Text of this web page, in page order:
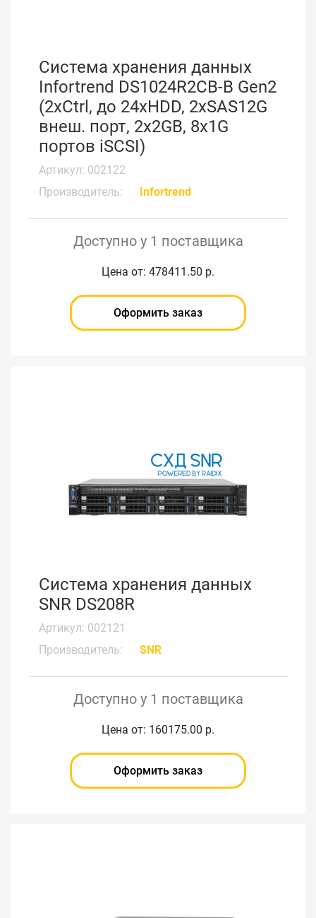
Система хранения данных
Infortrend DS1024R2CB-B Gen2
(2xCtrl, до 24xHDD, 2xSAS12G
внеш. порт, 2x2GB, 8x1G
портов iSCSI)
Артикул: 002122
Производитель:
Infortrend
Доступно у 1 поставщика
Цена от: 478411.50 р.
Оформить заказ
Система хранения данных
SNR DS208R
Артикул: 002121
Производитель:
SNR
Доступно у 1 поставщика
Цена от: 160175.00 р.
Оформить заказ